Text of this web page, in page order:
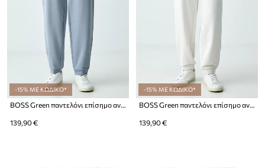
-15% ΜΕ ΚΩΔΙΚΟ*
BOSS Green παντελόνι επίσημο ανδρικό με βαμβάκι JT_Long Pants
139,90 €
-15% ΜΕ ΚΩΔΙΚΟ*
BOSS Green παντελόνι επίσημο ανδρικό με βαμβάκι JT_Long Pants
139,90 €